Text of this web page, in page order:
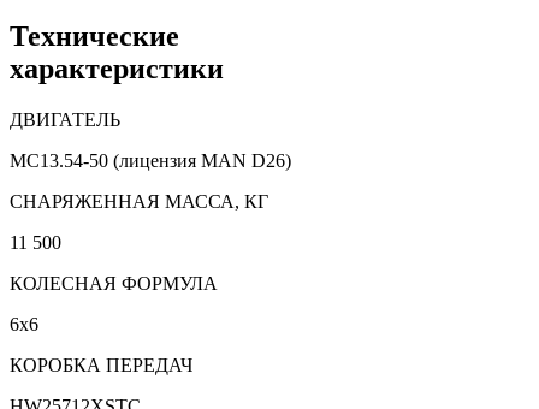
Технические
характеристики
ДВИГАТЕЛЬ
MC13.54-50 (лицензия MAN D26)
CНАРЯЖЕННАЯ МАССА, КГ
11 500
КОЛЕСНАЯ ФОРМУЛА
6х6
КОРОБКА ПЕРЕДАЧ